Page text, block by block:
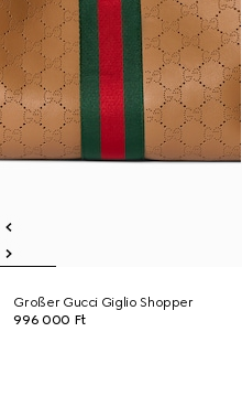
Großer Gucci Giglio Shopper
996 000 Ft